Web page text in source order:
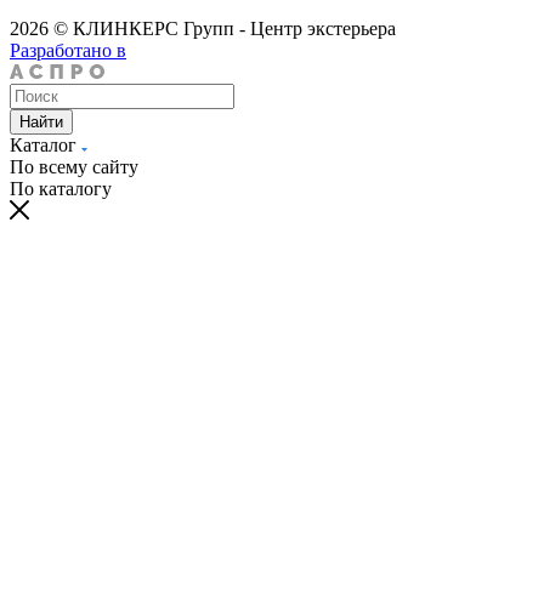
2026 © КЛИНКЕРС Групп - Центр экстерьера
Разработано в
Найти
Каталог
По всему сайту
По каталогу